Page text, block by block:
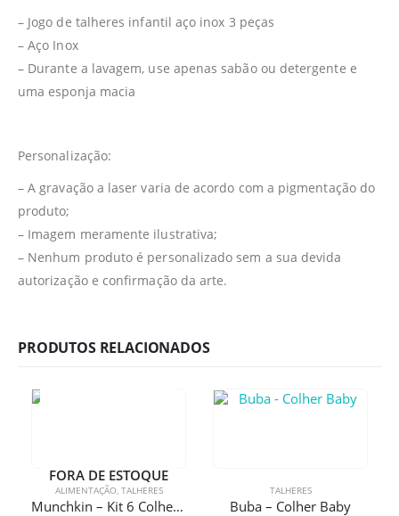
– Jogo de talheres infantil aço inox 3 peças
– Aço Inox
– Durante a lavagem, use apenas sabão ou detergente e
uma esponja macia
Personalização:
– A gravação a laser varia de acordo com a pigmentação do
produto;
– Imagem meramente ilustrativa;
– Nenhum produto é personalizado sem a sua devida
autorização e confirmação da arte.
PRODUTOS RELACIONADOS
FORA DE ESTOQUE
ALIMENTAÇÃO, TALHERES
Munchkin – Kit 6 Colheres Soft Tip
TALHERES
Buba – Colher Baby